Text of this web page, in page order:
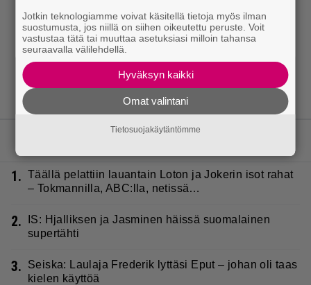
1. Täällä pelattiin lauantain Loton ja Jokerin isot rahat
– Tokmannilla, ABC:lla, netissä…
2.
IS: Hjalliksen ja Jasminen häissä suomalainen
supertähti
3.
Seiska: Laulaja Frederik lyttäsi Eput – johan oli taas
kielen käyttöä
Jotkin teknologiamme voivat käsitellä tietoja myös ilman
suostumusta, jos niillä on siihen oikeutettu peruste. Voit
vastustaa tätä tai muuttaa asetuksiasi milloin tahansa
seuraavalla välilehdellä.
Hyväksyn kaikki
Omat valintani
Tietosuojakäytäntömme